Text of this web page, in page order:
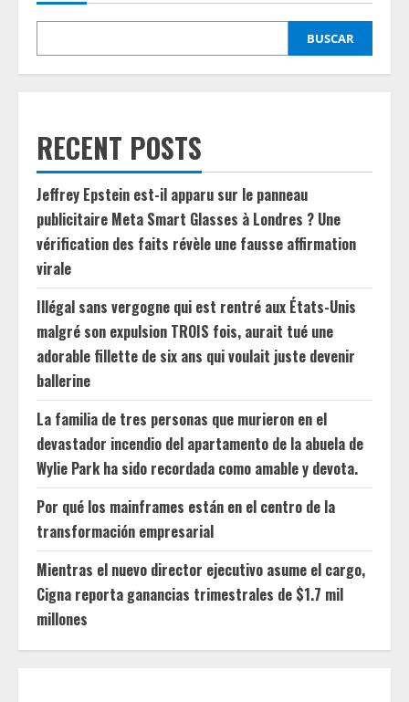
BUSCAR
RECENT POSTS
Jeffrey Epstein est-il apparu sur le panneau
publicitaire Meta Smart Glasses à Londres ? Une
vérification des faits révèle une fausse affirmation
virale
Illégal sans vergogne qui est rentré aux États-Unis
malgré son expulsion TROIS fois, aurait tué une
adorable fillette de six ans qui voulait juste devenir
ballerine
La familia de tres personas que murieron en el
devastador incendio del apartamento de la abuela de
Wylie Park ha sido recordada como amable y devota.
Por qué los mainframes están en el centro de la
transformación empresarial
Mientras el nuevo director ejecutivo asume el cargo,
Cigna reporta ganancias trimestrales de $1.7 mil
millones